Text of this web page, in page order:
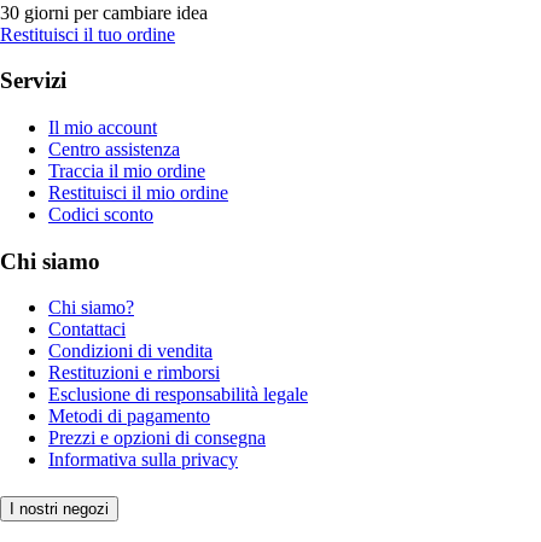
30 giorni per cambiare idea
Restituisci il tuo ordine
Servizi
Il mio account
Centro assistenza
Traccia il mio ordine
Restituisci il mio ordine
Codici sconto
Chi siamo
Chi siamo?
Contattaci
Condizioni di vendita
Restituzioni e rimborsi
Esclusione di responsabilità legale
Metodi di pagamento
Prezzi e opzioni di consegna
Informativa sulla privacy
I nostri negozi